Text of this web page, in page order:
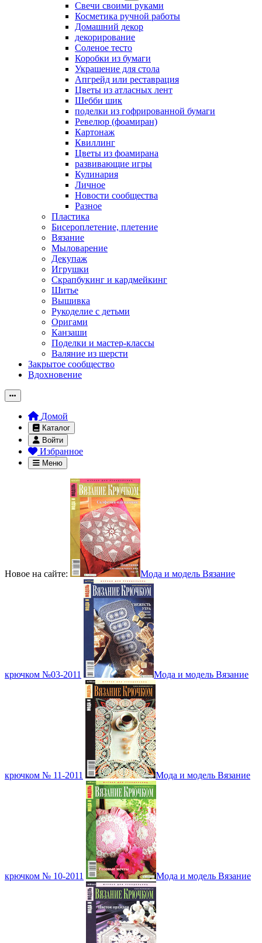
Свечи своими руками
Косметика ручной работы
Домашний декор
декорирование
Соленое тесто
Коробки из бумаги
Украшение для стола
Апгрейд или реставрация
Цветы из атласных лент
Шебби шик
поделки из гофрированной бумаги
Ревелюр (фоамиран)
Картонаж
Квиллинг
Цветы из фоамирана
развивающие игры
Кулинария
Личное
Новости сообщества
Разное
Пластика
Бисероплетение, плетение
Вязание
Мыловарение
Декупаж
Игрушки
Скрапбукинг и кардмейкинг
Шитье
Вышивка
Рукоделие с детьми
Оригами
Канзаши
Поделки и мастер-классы
Валяние из шерсти
Закрытое сообщество
Вдохновение
Домой
Каталог
Войти
Избранное
Меню
Новое на сайте: Мода и модель Вязание
крючком №03-2011 Мода и модель Вязание
крючком № 11-2011 Мода и модель Вязание
крючком № 10-2011 Мода и модель Вязание